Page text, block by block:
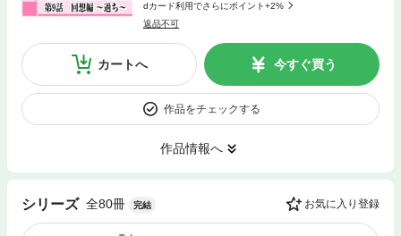
dカード利用でさらにポイント+2%
返品不可
カートへ 今すぐ買う
作品をチェックする
作品情報へ
シリーズ 全80冊 完結 お気に入り登録